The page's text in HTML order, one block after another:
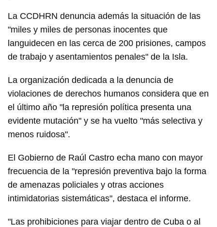
La CCDHRN denuncia además la situación de las
"miles y miles de personas inocentes que
languidecen en las cerca de 200 prisiones, campos
de trabajo y asentamientos penales" de la Isla.
La organización dedicada a la denuncia de
violaciones de derechos humanos considera que en
el último año "la represión política presenta una
evidente mutación" y se ha vuelto "más selectiva y
menos ruidosa".
El Gobierno de Raúl Castro echa mano con mayor
frecuencia de la "represión preventiva bajo la forma
de amenazas policiales y otras acciones
intimidatorias sistemáticas", destaca el informe.
"Las prohibiciones para viajar dentro de Cuba o al